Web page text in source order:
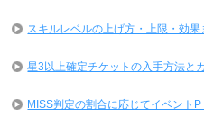
スキルレベルの上げ方・上限・効
星3以上確定チケットの入手方法と
MISS判定の割合に応じてイベントP